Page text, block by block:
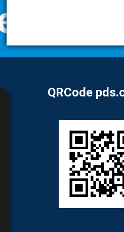
πρώτοι
QRCode